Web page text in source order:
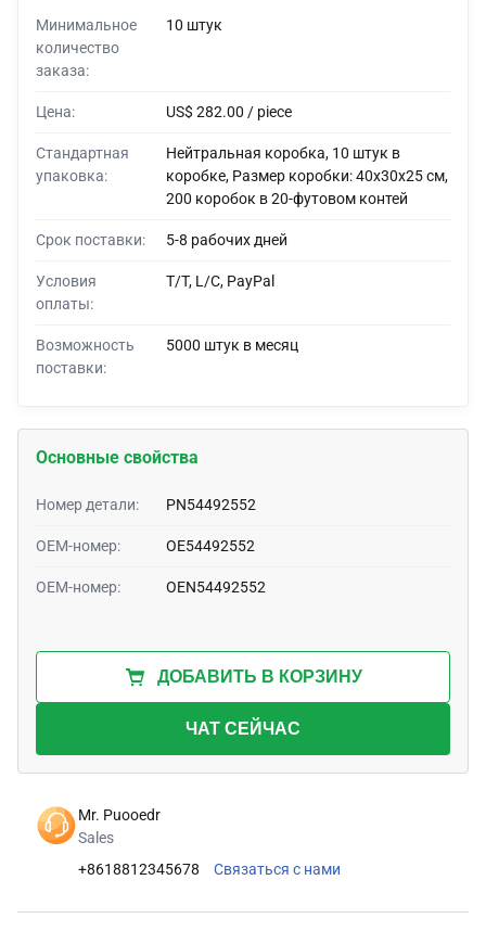
Минимальное
количество
заказа:
10 штук
Цена: US$ 282.00 / piece
Стандартная
упаковка:
Нейтральная коробка, 10 штук в
коробке, Размер коробки: 40x30x25 см,
200 коробок в 20-футовом контей
Срок поставки: 5-8 рабочих дней
Условия
оплаты:
T/T, L/C, PayPal
Возможность
поставки:
5000 штук в месяц
Основные свойства
Номер детали: PN54492552
OEM-номер: OE54492552
OEM-номер: OEN54492552
ДОБАВИТЬ В КОРЗИНУ
ЧАТ СЕЙЧАС
Mr. Puooedr
Sales
+8618812345678
Связаться с нами